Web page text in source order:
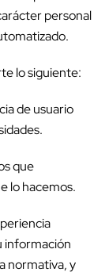
personal
lo siguiente:
de usuario
que
lo hacemos.
información
normativa, y